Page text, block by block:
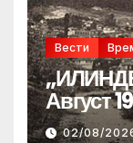
Вести
Август
02/08/